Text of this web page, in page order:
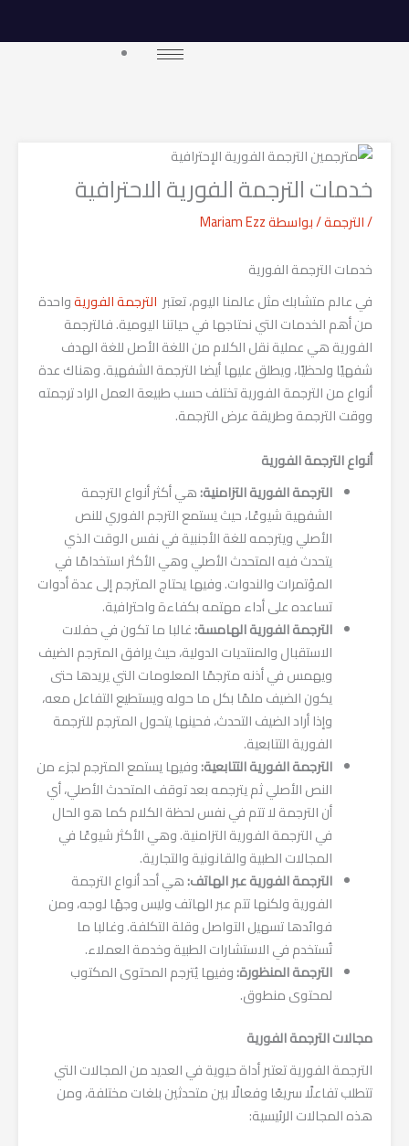
خدمات الترجمة الفورية الاحترافية
/الترجمة/ بواسطةMariam Ezz
خدمات الترجمة الفورية
في عالم متشابك مثل عالمنا اليوم، تعتبر الترجمة الفوريةواحدة
من أهم الخدمات التي نحتاجها في حياتنا اليومية. فالترجمة
الفورية هي عملية نقل الكلام من اللغة الأصل للغة الهدف
شفهيًا ولحظيًا، ويطلق عليها أيضا الترجمة الشفهية. وهناك عدة
أنواع من الترجمة الفورية تختلف حسب طبيعة العمل الراد ترجمته
ووقت الترجمة وطريقة عرض الترجمة.
أنواع الترجمة الفورية
الترجمة الفورية التزامنية:هي أكثر أنواع الترجمة
الشفهية شيوعًا، حيث يستمع الترجم الفوري للنص
الأصلي ويترجمه للغة الأجنبية في نفس الوقت الذي
يتحدث فيه المتحدث الأصلي وهي الأكثر استخدامًا في
المؤتمرات والندوات. وفيها يحتاج المترجم إلى عدة أدوات
تساعده على أداء مهتمه بكفاءة واحترافية.
الترجمة الفورية الهامسة:غالبا ما تكون في حفلات
الاستقبال والمنتديات الدولية، حيث يرافق المترجم الضيف
ويهمس في أذنه مترجمًا المعلومات التي يريدها حتى
يكون الضيف ملمًا بكل ما حوله ويستطيع التفاعل معه،
وإذا أراد الضيف التحدث، فحينها يتحول المترجم للترجمة
الفورية التتابعية.
الترجمة الفورية التتابعية:وفيها يستمع المترجم لجزء من
النص الأصلي ثم يترجمه بعد توقف المتحدث الأصلي، أي
أن الترجمة لا تتم في نفس لحظة الكلام كما هو الحال
في الترجمة الفورية التزامنية. وهي الأكثر شيوعًا في
المجالات الطبية والقانونية والتجارية.
الترجمة الفورية عبر الهاتف:هي أحد أنواع الترجمة
الفورية ولكنها تتم عبر الهاتف وليس وجهًا لوجه، ومن
فوائدها تسهيل التواصل وقلة التكلفة. وغالبا ما
تُستخدم في الاستشارات الطبية وخدمة العملاء.
الترجمة المنظورة:وفيها يُترجم المحتوى المكتوب
لمحتوى منطوق.
مجالات الترجمة الفورية
الترجمة الفورية تعتبر أداة حيوية في العديد من المجالات التي
تتطلب تفاعلًا سريعًا وفعالًا بين متحدثين بلغات مختلفة، ومن
هذه المجالات الرئيسية: